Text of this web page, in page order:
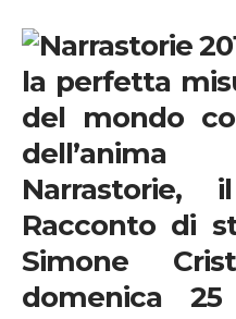
la perfetta
del mondo
Narrastorie, il
Racconto di
Simone
domenica